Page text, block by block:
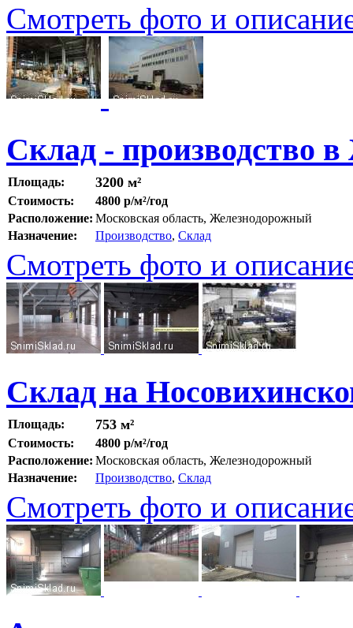
Смотреть фото и
Склад - производство
Площадь: 3200 м²
Стоимость:
4800 р/м²/год
Расположение: Московская область, Железнодорожный
Назначение:
Производство, Склад
Смотреть фото и
Склад на
Площадь: 753 м²
Стоимость:
4800 р/м²/год
Расположение: Московская область, Железнодорожный
Назначение:
Производство, Склад
Смотреть фото и